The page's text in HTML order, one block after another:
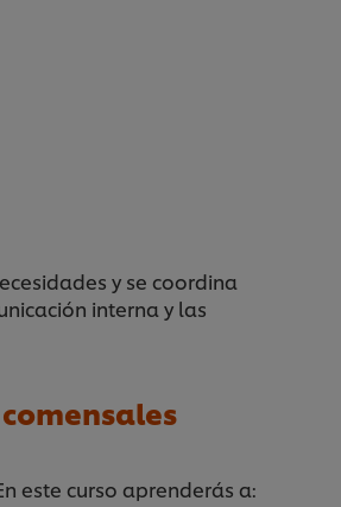
y se coordina
interna y las
este curso aprenderás a: